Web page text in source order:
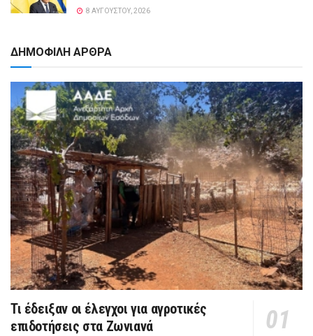
8 ΑΥΓΟΎΣΤΟΥ, 2026
ΔΗΜΟΦΙΛΗ ΑΡΘΡΑ
Τι έδειξαν οι έλεγχοι για αγροτικές
επιδοτήσεις στα Ζωνιανά